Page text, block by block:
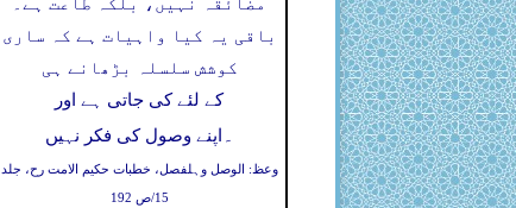
مضائقہ نہیں، بلکہ طاعت ہے۔
باقی یہ کیا واہیات ہے کہ ساری
کوشش سلسلہ بڑھانے ہی
کے لئے کی جاتی ہے اور
اپنے وصول کی فکر نہیں ۔
وعظ: الوصل وہلفصل، خطبات حکیم الامت رح، جلد
15/ص 192